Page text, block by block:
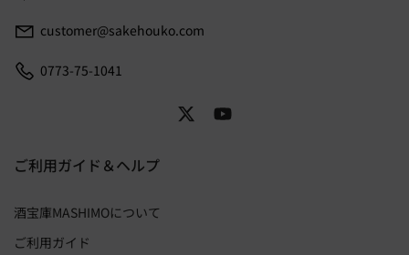
customer@sakehouko.com
0773-75-1041
ご利用ガイド＆ヘルプ
酒宝庫MASHIMOについて
ご利用ガイド